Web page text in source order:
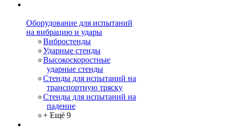
Оборудование для испытаний
на вибрацию и удары
Вибростенды
Ударные стенды
Высокоскоростные
ударные стенды
Стенды для испытаний на
транспортную тряску
Стенды для испытаний на
падение
+ Ещё 9